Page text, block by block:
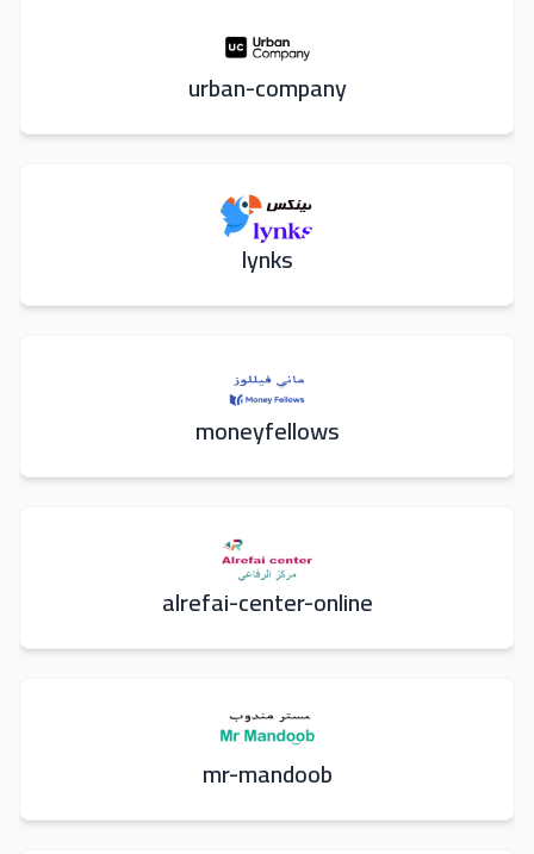
urban-company
lynks
moneyfellows
alrefai-center-online
mr-mandoob